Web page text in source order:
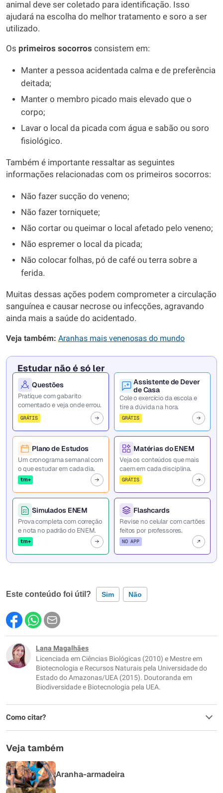
animal deve ser coletado para identificação. Isso
ajudará na escolha do melhor tratamento e soro a ser
utilizado.
Os primeiros socorros consistem em:
Manter a pessoa acidentada calma e de preferência
deitada;
Manter o membro picado mais elevado que o
corpo;
Lavar o local da picada com água e sabão ou soro
fisiológico.
Também é importante ressaltar as seguintes
informações relacionadas com os primeiros socorros:
Não fazer sucção do veneno;
Não fazer torniquete;
Não cortar ou queimar o local afetado pelo veneno;
Não espremer o local da picada;
Não colocar folhas, pó de café ou terra sobre a
ferida.
Muitas dessas ações podem comprometer a circulação
sanguínea e causar necrose ou infecções, agravando
ainda mais a saúde do acidentado.
Veja também: Aranhas mais venenosas do mundo
Estudar não é só ler
Questões
Pratique com gabarito
comentado e veja onde errou.
GRÁTIS
Assistente de Dever
de Casa
Cole o exercício da escola e
tire a dúvida na hora.
GRÁTIS
Plano de Estudos
Um cronograma semanal com
o que estudar em cada dia.
tm+
Matérias do ENEM
Veja os conteúdos que mais
caem em cada disciplina.
GRÁTIS
Simulados ENEM
Prova completa com correção
e nota no padrão do ENEM.
tm+
Flashcards
Revise no celular com cartões
feitos por professores.
NO APP
Este conteúdo foi útil? Sim Não
Este conteúdo contém informação incorreta
Este conteúdo não tem a informação que procuro
Outro
Lana Magalhães
Licenciada em Ciências Biológicas (2010) e Mestre em
Biotecnologia e Recursos Naturais pela Universidade do
Estado do Amazonas/UEA (2015). Doutoranda em
Biodiversidade e Biotecnologia pela UEA.
Como citar?
Veja também
Aranha-armadeira